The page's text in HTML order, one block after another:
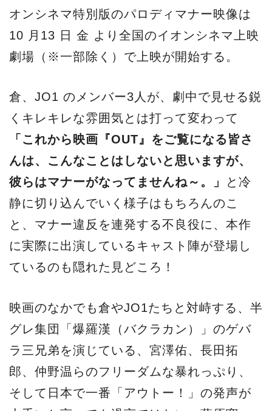
オンシネマ特別版のパロディマナー映像は
10 月13 日 ⾦ より全国のイオンシネマ上映
劇場（※一部除く）で上映が開始する。
倉、JO1 のメンバー3人が、劇中で見せる鋭
くキレキレな雰囲気とは打って変わって
「これから映画『OUT』をご覧になる皆さ
んは、こんなことはしないと思いますが、
彼らはマナーがなってませんね～。」
と冷
静に切り込んでいく様子はもちろんのこ
と、マナー違反を連発する不良役に、本作
に実際に出演しているキャスト陣が登場し
ているのも隠れた見どころ！
映画のなかでも倉やJO1たちと対峙する、半
グレ集団「爆羅漢（バクラカン）」のゲバ
ラ三兄弟を演じている、宮澤佑、長田拓
郎、仲野温らのフリーダムな暴れっぷり、
そして日本で一番「アウトー！」の発声が